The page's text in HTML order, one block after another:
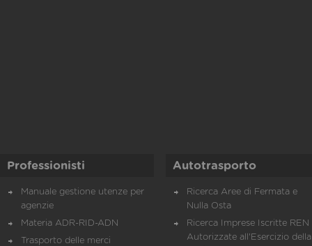
Professionisti
Manuale gestione utenze per
agenzie
Materia ADR-RID-ADN
Trasporto delle merci
Autotrasporto
Ricerca Aree di Fermata e
Nulla Osta
Ricerca Imprese Iscritte REN
Autorizzate all'Esercizio della